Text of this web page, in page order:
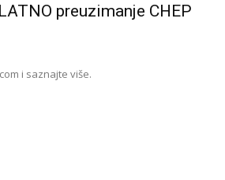
preuzimanje CHEP
i saznajte više.